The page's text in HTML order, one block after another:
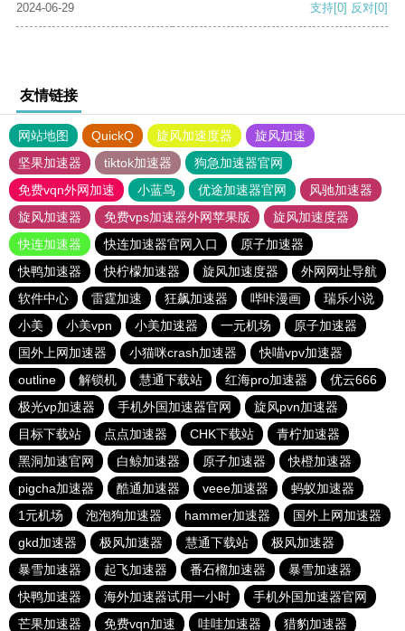
2024-06-29 支持[0] 反对[0]
友情链接
网站地图 QuickQ 旋风加速度器
旋风加速
坚果加速器
tiktok加速器
狗急加速器官网
免费vqn外网加速
小蓝鸟 优途加速器官网
风驰加速器
旋风加速器
免费vps加速器外网苹果版
旋风加速度器
快连加速器
快连加速器官网入口
原子加速器
快鸭加速器
快柠檬加速器 旋风加速度器
外网网址导航
软件中心
雷霆加速 狂飙加速器 哔咔漫画
瑞乐小说
小美
小美vpn 小美加速器 一元机场
原子加速器
国外上网加速器
小猫咪crash加速器
快喵vpv加速器
outline
解锁机 慧通下载站 红海pro加速器
优云666
极光vp加速器
手机外国加速器官网
旋风pvn加速器
目标下载站
点点加速器 CHK下载站
青柠加速器
黑洞加速官网
白鲸加速器 原子加速器
快橙加速器
pigcha加速器
酷通加速器 veee加速器
蚂蚁加速器
1元机场
泡泡狗加速器 hammer加速器
国外上网加速器
gkd加速器
极风加速器 慧通下载站
极风加速器
暴雪加速器
起飞加速器 番石榴加速器
暴雪加速器
快鸭加速器
海外加速器试用一小时
手机外国加速器官网
芒果加速器
免费vqn加速 哇哇加速器 猎豹加速器